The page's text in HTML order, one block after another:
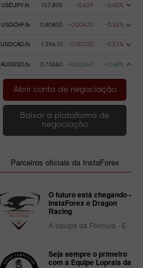
USDJPY.fx 157.805 -0.629 -0.40%
USDCHF.fx 0.80800 -0.00420 -0.52%
USDCAD.fx 1.39410 -0.00720 -0.51%
AUDUSD.fx 0.70660 +0.00340 +0.48%
Abrir conta de negociação
Baixar a plataforma de
negociação
Parceiros oficiais da InstaForex
O futuro está chegando -
InstaForex e Dragon
Racing
A equipe da Fórmula - E
Seja sempre o primeiro
com a Equipe Loprais da